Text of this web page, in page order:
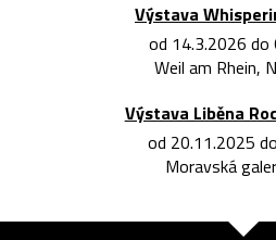
Výstava
od 14.3.2026 do
Weil am Rhein,
Výstava Liběna
od 20.11.2025
Moravská